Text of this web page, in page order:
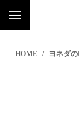
HOME ヨネダ